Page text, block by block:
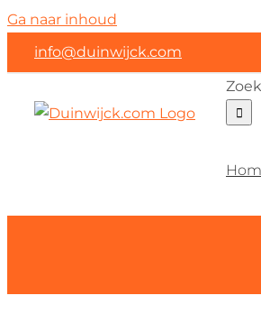
Ga naar inhoud
info@duinwijck.com